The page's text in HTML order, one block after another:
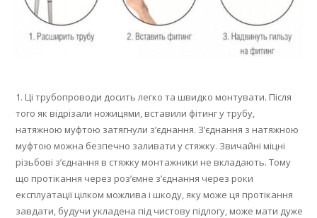
Ці трубопроводи досить легко та швидко монтувати. Після
того як відрізали ножицями, вставили фітинг у трубу,
натяжною муфтою затягнули з’єднання. З’єднання з натяжною
муфтою можна безпечно заливати у стяжку. Звичайні міцні
різьбові з’єднання в стяжку монтажники не вкладають. Тому
що протікання через роз’ємне з’єднання через роки
експлуатації цілком можлива і шкоду, яку може ця протікання
завдати, будучи укладена під чистову підлогу, може мати дуже